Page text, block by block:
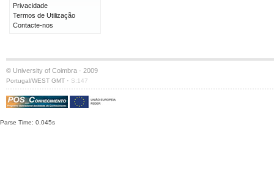
Privacidade
Termos de Utilização
Contacte-nos
© University of Coimbra · 2009
Portugal/WEST GMT · S:147
Parse Time: 0.045s